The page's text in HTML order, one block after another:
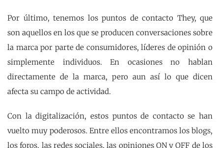
Por último, tenemos los puntos de contacto They, que
son aquellos en los que se producen conversaciones sobre
la marca por parte de consumidores, líderes de opinión o
simplemente individuos. En ocasiones no hablan
directamente de la marca, pero aun así lo que dicen
afecta su campo de actividad.
Con la digitalización, estos puntos de contacto se han
vuelto muy poderosos. Entre ellos encontramos los blogs,
los foros, las redes sociales, las opiniones ON y OFF de los